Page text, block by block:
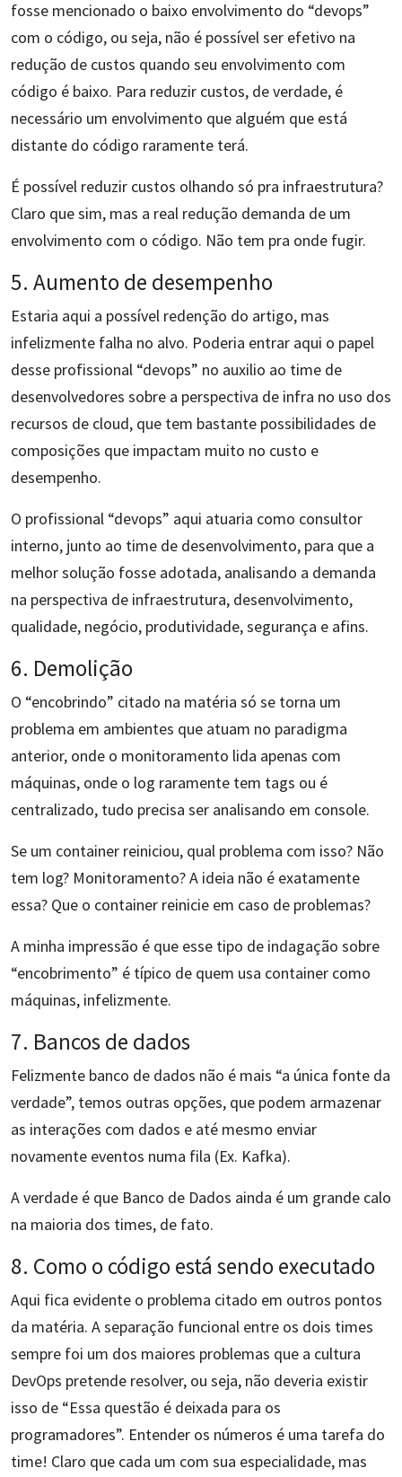
fosse mencionado o baixo envolvimento do “devops”
com o código, ou seja, não é possível ser efetivo na
redução de custos quando seu envolvimento com
código é baixo. Para reduzir custos, de verdade, é
necessário um envolvimento que alguém que está
distante do código raramente terá.
É possível reduzir custos olhando só pra infraestrutura?
Claro que sim, mas a real redução demanda de um
envolvimento com o código. Não tem pra onde fugir.
5. Aumento de desempenho
Estaria aqui a possível redenção do artigo, mas
infelizmente falha no alvo. Poderia entrar aqui o papel
desse profissional “devops” no auxilio ao time de
desenvolvedores sobre a perspectiva de infra no uso dos
recursos de cloud, que tem bastante possibilidades de
composições que impactam muito no custo e
desempenho.
O profissional “devops” aqui atuaria como consultor
interno, junto ao time de desenvolvimento, para que a
melhor solução fosse adotada, analisando a demanda
na perspectiva de infraestrutura, desenvolvimento,
qualidade, negócio, produtividade, segurança e afins.
6. Demolição
O “encobrindo” citado na matéria só se torna um
problema em ambientes que atuam no paradigma
anterior, onde o monitoramento lida apenas com
máquinas, onde o log raramente tem tags ou é
centralizado, tudo precisa ser analisando em console.
Se um container reiniciou, qual problema com isso? Não
tem log? Monitoramento? A ideia não é exatamente
essa? Que o container reinicie em caso de problemas?
A minha impressão é que esse tipo de indagação sobre
“encobrimento” é típico de quem usa container como
máquinas, infelizmente.
7. Bancos de dados
Felizmente banco de dados não é mais “a única fonte da
verdade”, temos outras opções, que podem armazenar
as interações com dados e até mesmo enviar
novamente eventos numa fila (Ex. Kafka).
A verdade é que Banco de Dados ainda é um grande calo
na maioria dos times, de fato.
8. Como o código está sendo executado
Aqui fica evidente o problema citado em outros pontos
da matéria. A separação funcional entre os dois times
sempre foi um dos maiores problemas que a cultura
DevOps pretende resolver, ou seja, não deveria existir
isso de “Essa questão é deixada para os
programadores”. Entender os números é uma tarefa do
time! Claro que cada um com sua especialidade, mas